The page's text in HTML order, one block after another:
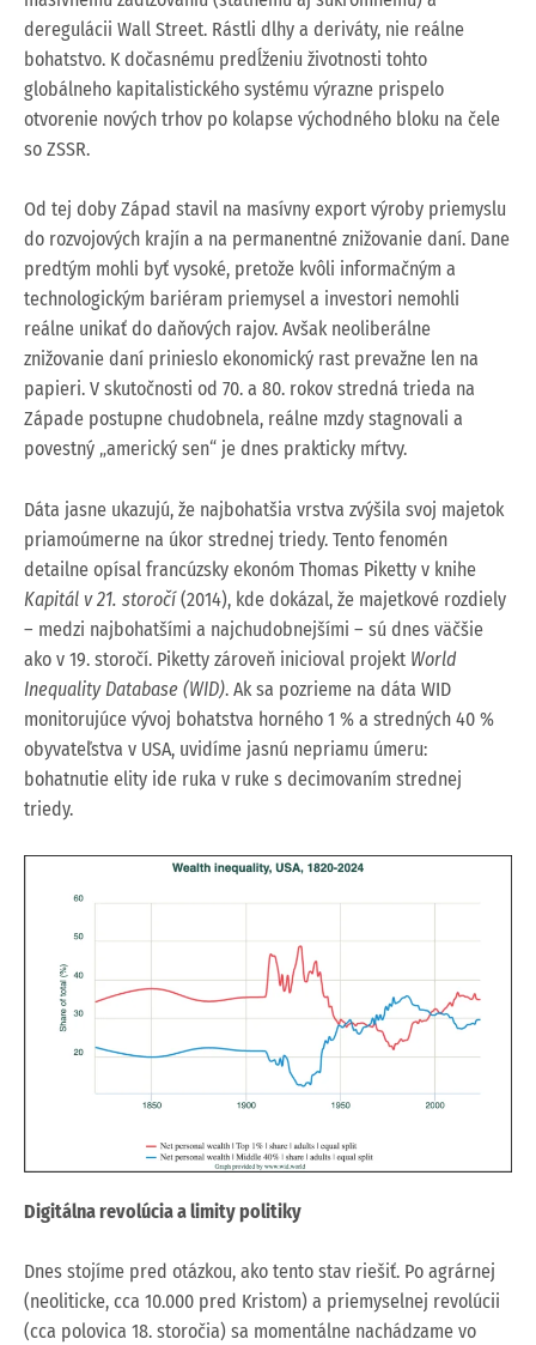
deregulácii Wall Street. Rástli dlhy a deriváty, nie reálne
bohatstvo. K dočasnému predĺženiu životnosti tohto
globálneho kapitalistického systému výrazne prispelo
otvorenie nových trhov po kolapse východného bloku na čele
so ZSSR.
Od tej doby Západ stavil na masívny export výroby priemyslu
do rozvojových krajín a na permanentné znižovanie daní. Dane
predtým mohli byť vysoké, pretože kvôli informačným a
technologickým bariéram priemysel a investori nemohli
reálne unikať do daňových rajov. Avšak neoliberálne
znižovanie daní prinieslo ekonomický rast prevažne len na
papieri. V skutočnosti od 70. a 80. rokov stredná trieda na
Západe postupne chudobnela, reálne mzdy stagnovali a
povestný „americký sen“ je dnes prakticky mŕtvy.
Dáta jasne ukazujú, že najbohatšia vrstva zvýšila svoj majetok
priamoúmerne na úkor strednej triedy. Tento fenomén
detailne opísal francúzsky ekonóm Thomas Piketty v knihe
Kapitál v 21. storočí(2014), kde dokázal, že majetkové rozdiely
– medzi najbohatšími a najchudobnejšími – sú dnes väčšie
ako v 19. storočí. Piketty zároveň inicioval projekt World
Inequality Database (WID). Ak sa pozrieme na dáta WID
monitorujúce vývoj bohatstva horného 1 % a stredných 40 %
obyvateľstva v USA, uvidíme jasnú nepriamu úmeru:
bohatnutie elity ide ruka v ruke s decimovaním strednej
triedy.
Digitálna revolúcia a limity politiky
Dnes stojíme pred otázkou, ako tento stav riešiť. Po agrárnej
(neoliticke, cca 10.000 pred Kristom) a priemyselnej revolúcii
(cca polovica 18. storočia) sa momentálne nachádzame vo